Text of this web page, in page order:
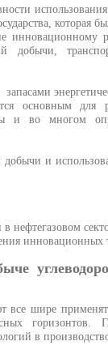
которая
добычи,
основным для
и во многом
и
нефтегазовом
инновационных
все шире
горизонтов.
в